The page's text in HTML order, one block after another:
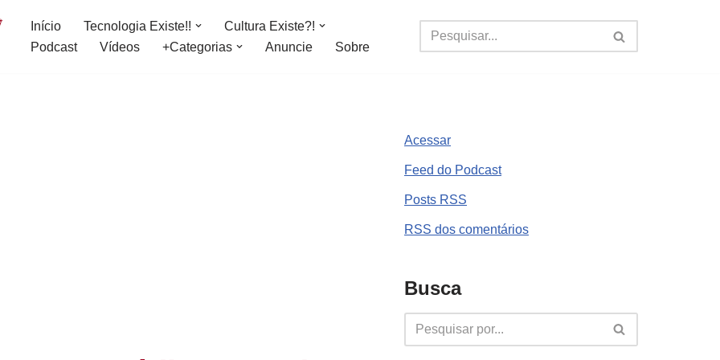
Início Tecnologia Existe!!
Cultura Existe?!
Podcast
Vídeos +Categorias Anuncie Sobre
Acessar
Feed do Podcast
Posts RSS
RSS dos comentários
Busca